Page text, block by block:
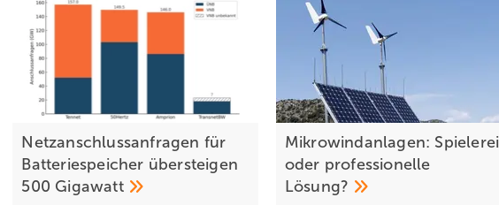
Netzanschlussanfragen für
Batteriespeicher übersteigen
500 Gigawatt
Mikrowindanlagen: Spielerei
oder professionelle
Lösung?